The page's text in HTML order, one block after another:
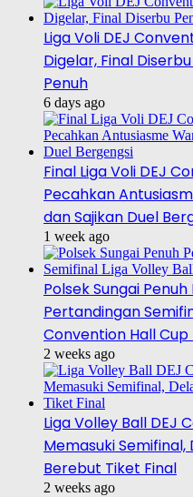
Liga Voli DEJ
Digelar, Final
Penuh
6 days ago
Final Liga Voli DEJ
Pecahkan
dan Sajikan Duel
1 week ago
Polsek Sungai
Pertandingan
Convention Hall Cup
2 weeks ago
Liga Volley Ball DEJ
Memasuki
Berebut Tiket Final
2 weeks ago